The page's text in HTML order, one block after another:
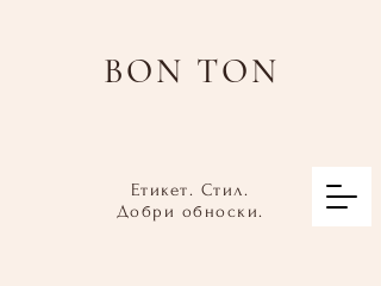
Етикет. Стил.
Добри обноски.
BON TON